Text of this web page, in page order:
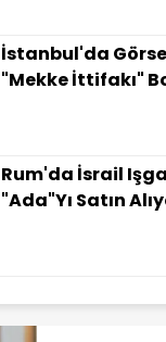
İstanbul'da
"Mekke İttifakı"
Rum'da İsrail
"Ada"yı Satın